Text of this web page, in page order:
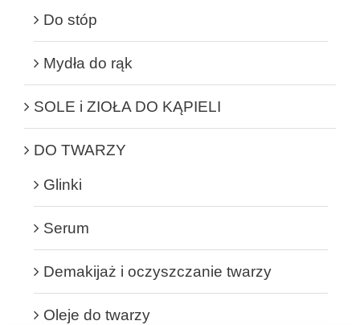
Do stóp
Mydła do rąk
SOLE i ZIOŁA DO KĄPIELI
DO TWARZY
Glinki
Serum
Demakijaż i oczyszczanie twarzy
Oleje do twarzy